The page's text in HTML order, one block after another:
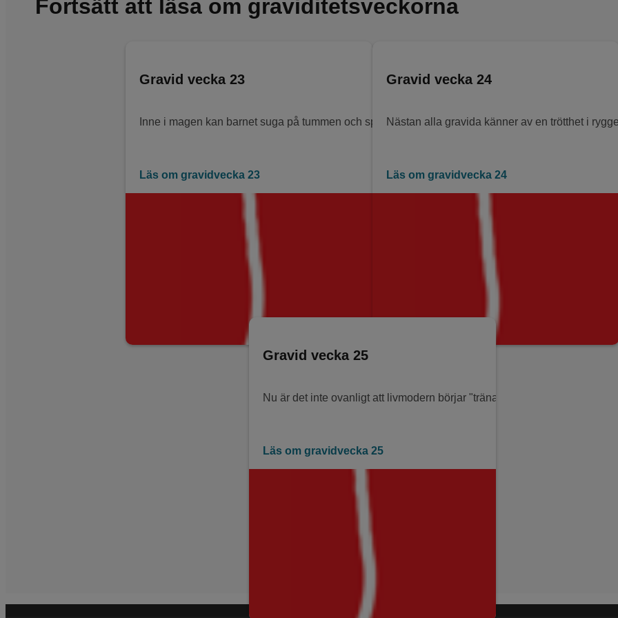
Fortsätt att läsa om graviditetsveckorna
Gravid vecka 23
Inne i magen kan barnet suga på tummen och sparka både uppåt och nedåt. Det är inte ovanligt
Läs om gravidvecka 23
Gravid vecka 24
Nästan alla gravida känner av en trötthet i
Läs om gravidvecka 24
Gravid vecka 25
Nu är det inte ovanligt att livmodern börjar "träna" inför förlossningen
Läs om gravidvecka 25